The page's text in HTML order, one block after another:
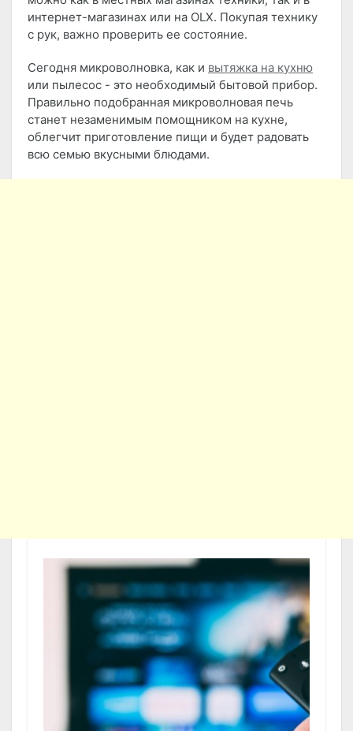
интернет-магазинах или на OLX. Покупая технику
с рук, важно проверить ее состояние.
Сегодня микроволновка, как и вытяжка на кухню
или пылесос - это необходимый бытовой прибор.
Правильно подобранная микроволновая печь
станет незаменимым помощником на кухне,
облегчит приготовление пищи и будет радовать
всю семью вкусными блюдами.